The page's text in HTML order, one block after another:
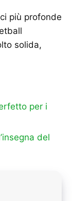
più profonde
solida,
per i
del